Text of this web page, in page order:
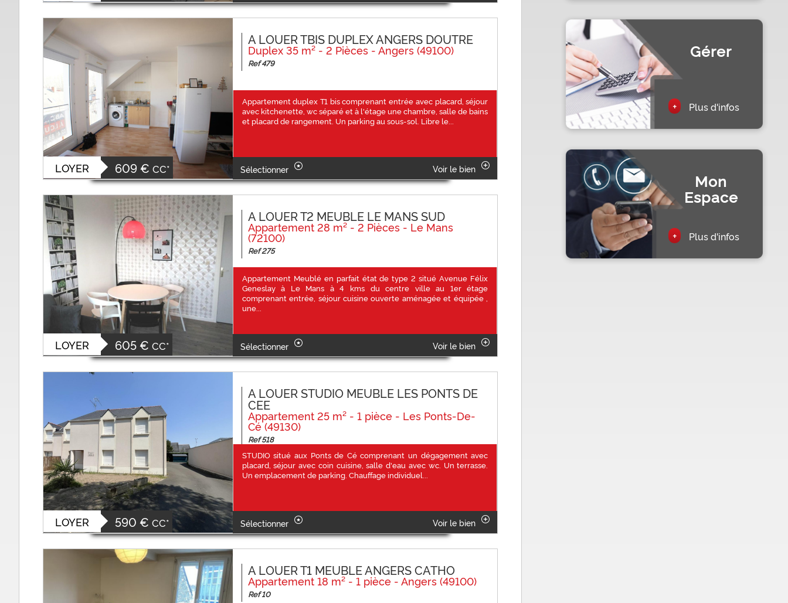
LOYER 609 € CC*
A LOUER TBIS DUPLEX ANGERS DOUTRE
Duplex 35 m² - 2 Pièces - Angers (49100)
Ref 479
Appartement duplex T1 bis comprenant entrée avec placard, séjour
avec kitchenette, wc séparé et à l'étage une chambre, salle de bains
et placard de rangement. Un parking au sous-sol. Libre le...
Sélectionner Voir le bien
LOYER 605 € CC*
A LOUER T2 MEUBLE LE MANS SUD
Appartement 28 m² - 2 Pièces - Le Mans
(72100)
Ref 275
Appartement Meublé en parfait état de type 2 situé Avenue Félix
Geneslay à Le Mans à 4 kms du centre ville au 1er étage
comprenant entrée, séjour cuisine ouverte aménagée et équipée ,
une...
Sélectionner Voir le bien
LOYER 590 € CC*
A LOUER STUDIO MEUBLE LES PONTS DE
CEE
Appartement 25 m² - 1 pièce - Les Ponts-De-
Cé (49130)
Ref 518
STUDIO situé aux Ponts de Cé comprenant un dégagement avec
placard, séjour avec coin cuisine, salle d'eau avec wc. Un terrasse.
Un emplacement de parking. Chauffage individuel...
Sélectionner Voir le bien
A LOUER T1 MEUBLE ANGERS CATHO
Appartement 18 m² - 1 pièce - Angers (49100)
Ref 10
Gérer
+ Plus d'infos
Mon
Espace
+ Plus d'infos